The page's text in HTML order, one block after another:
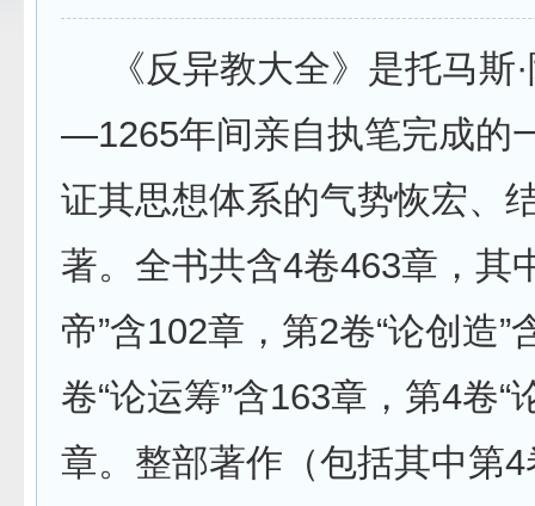
《反异教大全》是托马斯·
—1265年间亲自执笔完成的
证其思想体系的气势恢宏、
著。全书共含4卷463章，其
帝”含102章，第2卷“论创造”
卷“论运筹”含163章，第4卷“
章。整部著作（包括其中第